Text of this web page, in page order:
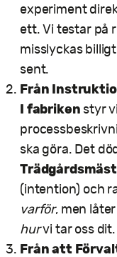
experiment
ett. Vi testar på
misslyckas
sent.
Från
I fabriken styr
ska göra. Det
(intention) och
varför, men
hurvi tar oss dit.
Från att